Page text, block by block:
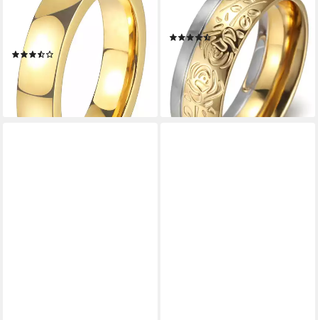
Edelstahl Trauring Ehering
Partnerring LIEBE, wahlweise
mit oder ohne Zirkonia
(15)
ab 39,92 € UVP 49,90 €
-20%
lieferbar - in 1-2 Werktagen bei dir
"LIEBE" bicolor, ca. 8,00 mm
(31)
ab 35,79 € UVP 40,21 €
-11%
lieferbar - in 1-2 Werktagen bei dir